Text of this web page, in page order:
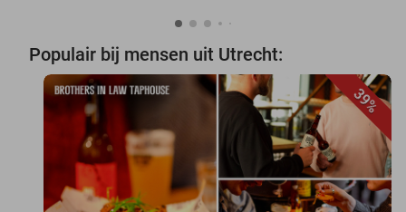
Populair bij mensen uit Utrecht:
39%